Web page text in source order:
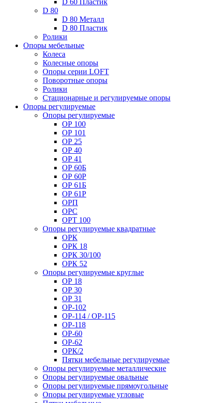
D 60 Пластик
D 80
D 80 Металл
D 80 Пластик
Ролики
Опоры мебельные
Колеса
Колесные опоры
Опоры серии LOFT
Поворотные опоры
Ролики
Стационарные и регулируемые опоры
Опоры регулируемые
Опоры регулируемые
ОР 100
ОР 101
ОР 25
ОР 40
ОР 41
ОР 60Б
ОР 60Р
ОР 61Б
ОР 61Р
ОРП
ОРС
ОРТ 100
Опоры регулируемые квадратные
ОРК
ОРК 18
ОРК 30/100
ОРК 52
Опоры регулируемые круглые
ОР 18
ОР 30
ОР 31
ОР-102
ОР-114 / ОР-115
ОР-118
ОР-60
ОР-62
ОРК/2
Пятки мебельные регулируемые
Опоры регулируемые металлические
Опоры регулируемые овальные
Опоры регулируемые прямоугольные
Опоры регулируемые угловые